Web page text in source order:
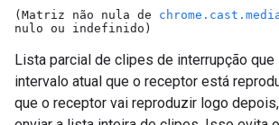
(Matriz não nula de
nulo ou indefinido)
Lista parcial de clipes de interrupção
intervalo atual que o receptor está
que o receptor vai reproduzir logo